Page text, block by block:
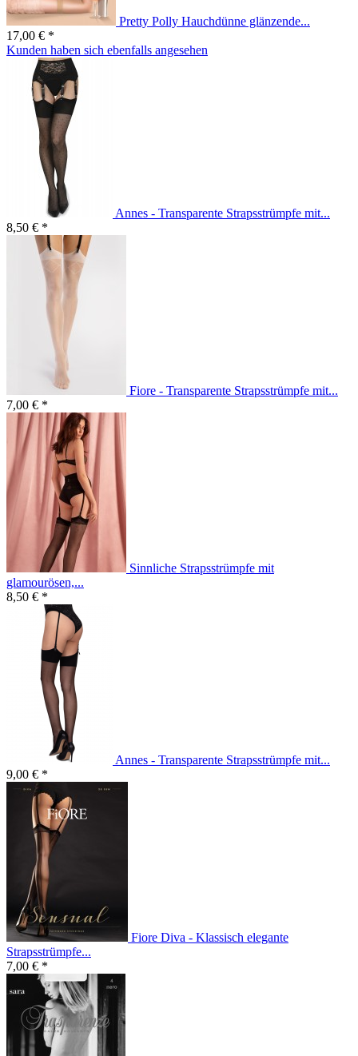
Pretty Polly Hauchdünne glänzende...
17,00 € *
Kunden haben sich ebenfalls angesehen
Annes - Transparente Strapsstrümpfe mit...
8,50 € *
Fiore - Transparente Strapsstrümpfe mit...
7,00 € *
Sinnliche Strapsstrümpfe mit
glamourösen,...
8,50 € *
Annes - Transparente Strapsstrümpfe mit...
9,00 € *
Fiore Diva - Klassisch elegante
Strapsstrümpfe...
7,00 € *